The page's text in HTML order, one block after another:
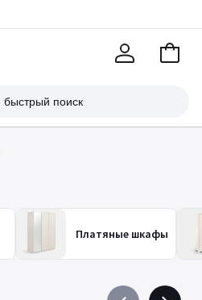
В
Платяные шкафы